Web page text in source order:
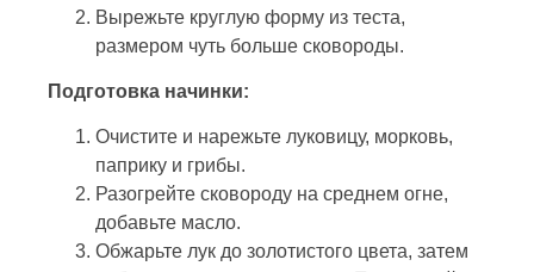
Вырежьте круглую форму из теста,
размером чуть больше сковороды.
Подготовка начинки:
Очистите и нарежьте луковицу, морковь,
паприку и грибы.
Разогрейте сковороду на среднем огне,
добавьте масло.
Обжарьте лук до золотистого цвета, затем